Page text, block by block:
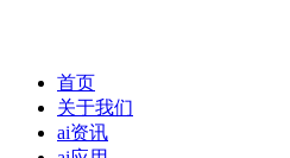
首页
关于我们
ai资讯